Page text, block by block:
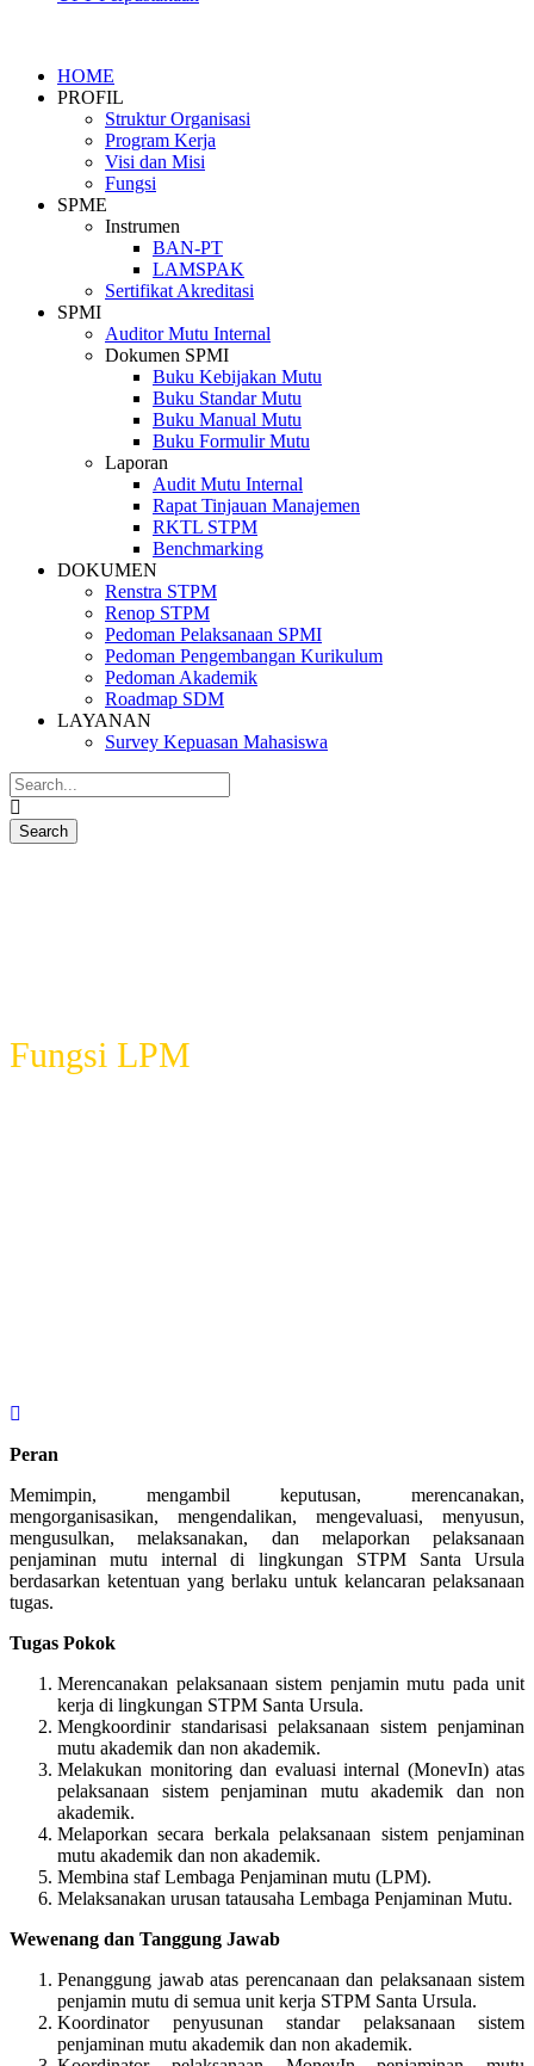
HOME
PROFIL
Struktur Organisasi
Program Kerja
Visi dan Misi
Fungsi
SPME
Instrumen
BAN-PT
LAMSPAK
Sertifikat Akreditasi
SPMI
Auditor Mutu Internal
Dokumen SPMI
Buku Kebijakan Mutu
Buku Standar Mutu
Buku Manual Mutu
Buku Formulir Mutu
Laporan
Audit Mutu Internal
Rapat Tinjauan Manajemen
RKTL STPM
Benchmarking
DOKUMEN
Renstra STPM
Renop STPM
Pedoman Pelaksanaan SPMI
Pedoman Pengembangan Kurikulum
Pedoman Akademik
Roadmap SDM
LAYANAN
Survey Kepuasan Mahasiswa
Fungsi LPM
Peran
Memimpin, mengambil keputusan, merencanakan,
mengorganisasikan, mengendalikan, mengevaluasi, menyusun,
mengusulkan, melaksanakan, dan melaporkan pelaksanaan
penjaminan mutu internal di lingkungan STPM Santa Ursula
berdasarkan ketentuan yang berlaku untuk kelancaran pelaksanaan
tugas.
Tugas Pokok
Merencanakan pelaksanaan sistem penjamin mutu pada unit
kerja di lingkungan STPM Santa Ursula.
Mengkoordinir standarisasi pelaksanaan sistem penjaminan
mutu akademik dan non akademik.
Melakukan monitoring dan evaluasi internal (MonevIn) atas
pelaksanaan sistem penjaminan mutu akademik dan non
akademik.
Melaporkan secara berkala pelaksanaan sistem penjaminan
mutu akademik dan non akademik.
Membina staf Lembaga Penjaminan mutu (LPM).
Melaksanakan urusan tatausaha Lembaga Penjaminan Mutu.
Wewenang dan Tanggung Jawab
Penanggung jawab atas perencanaan dan pelaksanaan sistem
penjamin mutu di semua unit kerja STPM Santa Ursula.
Koordinator penyusunan standar pelaksanaan sistem
penjaminan mutu akademik dan non akademik.